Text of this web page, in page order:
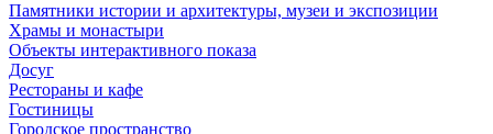
Памятники истории и архитектуры, музеи и экспозиции
Храмы и монастыри
Объекты интерактивного показа
Досуг
Рестораны и кафе
Гостиницы
Городское пространство